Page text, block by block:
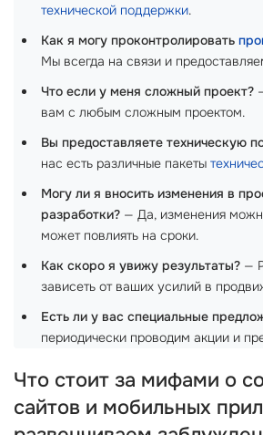
технической поддержки.
Как я могу проконтролировать
Мы всегда на связи и
Что если у меня сложный проект?
вам с любым сложным проектом.
Вы предоставляете техническую
нас есть различные пакеты
Могу ли я вносить изменения в
разработки? — Да, изменения
может повлиять на сроки.
Как скоро я увижу результаты? —
зависеть от ваших усилий в
Есть ли у вас специальные
периодически проводим акции и
Что стоит за мифами о
сайтов и мобильных